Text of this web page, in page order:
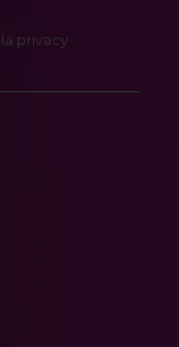
privacy